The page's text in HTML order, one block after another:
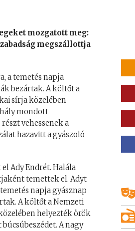
mozgatott meg:
megszállottja
a temetés napja
bezártak. A költőt a
sírja közelében
mondott
vehessenek a
hazavitt a gyászoló